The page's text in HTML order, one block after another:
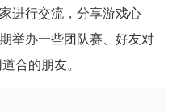
进行交流，分享游戏心
举办一些团队赛、好友对
合的朋友。